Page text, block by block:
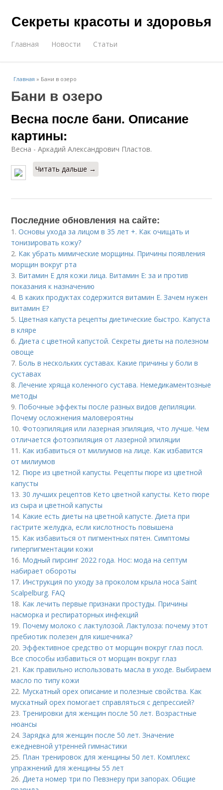
Секреты красоты и здоровья
Главная Новости Статьи
Главная » Бани в озеро
Бани в озеро
Весна после бани. Описание
картины:
Весна - Аркадий Александрович Пластов.
Читать дальше →
Последние обновления на сайте:
1.Основы ухода за лицом в 35 лет +. Как очищать и
тонизировать кожу?
2. Как убрать мимические морщины. Причины появления
морщин вокруг рта
3. Витамин E для кожи лица. Витамин Е: за и против
показания к назначению
4. В каких продуктах содержится витамин Е. Зачем нужен
витамин Е?
5. Цветная капуста рецепты диетические быстро. Капуста
в кляре
6.Диета с цветной капустой. Секреты диеты на полезном
овоще
7. Боль в нескольких суставах. Какие причины у боли в
суставах
8.Лечение хряща коленного сустава. Немедикаментозные
методы
9. Побочные эффекты после разных видов депиляции.
Почему осложнения маловероятны
10.Фотоэпиляция или лазерная эпиляция, что лучше. Чем
отличается фотоэпиляция от лазерной эпиляции
11. Как избавиться от милиумов на лице. Как избавится
от милиумов
12. Пюре из цветной капусты. Рецепты пюре из цветной
капусты
13. 30 лучших рецептов Кето цветной капусты. Кето пюре
из сыра и цветной капусты
14. Какие есть диеты на цветной капусте. Диета при
гастрите желудка, если кислотность повышена
15. Как избавиться от пигментных пятен. Симптомы
гиперпигментации кожи
16. Модный пирсинг 2022 года. Нос: мода на септум
набирает обороты
17. Инструкция по уходу за проколом крыла носа Saint
Scalpelburg. FAQ
18. Как лечить первые признаки простуды. Причины
насморка и респираторных инфекций
19. Почему молоко с лактулозой. Лактулоза: почему этот
пребиотик полезен для кишечника?
20. Эффективное средство от морщин вокруг глаз посл.
Все способы избавиться от морщин вокруг глаз
21. Как правильно использовать масла в уходе. Выбираем
масло по типу кожи
22. Мускатный орех описание и полезные свойства. Как
мускатный орех помогает справляться с депрессией?
23. Тренировки для женщин после 50 лет. Возрастные
нюансы
24.Зарядка для женщин после 50 лет. Значение
ежедневной утренней гимнастики
25. План тренировок для женщины 50 лет. Комплекс
упражнений для женщины 55 лет
26.Диета номер три по Певзнеру при запорах. Общие